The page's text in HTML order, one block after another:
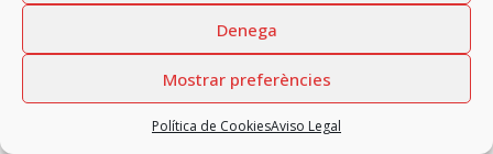
Denega
Mostrar preferències
Política de CookiesAviso Legal
Política de Redes sociales
Canal interno de información